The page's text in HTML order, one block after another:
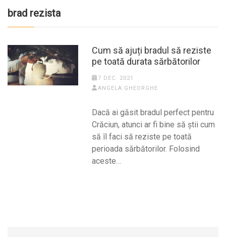
brad rezista
Cum să ajuți bradul să reziste
pe toată durata sărbătorilor
7 DEC. 2021
ANGELA GHEORGHE
Dacă ai găsit bradul perfect pentru
Crăciun, atunci ar fi bine să știi cum
să îl faci să reziste pe toată
perioada sărbătorilor. Folosind
aceste…